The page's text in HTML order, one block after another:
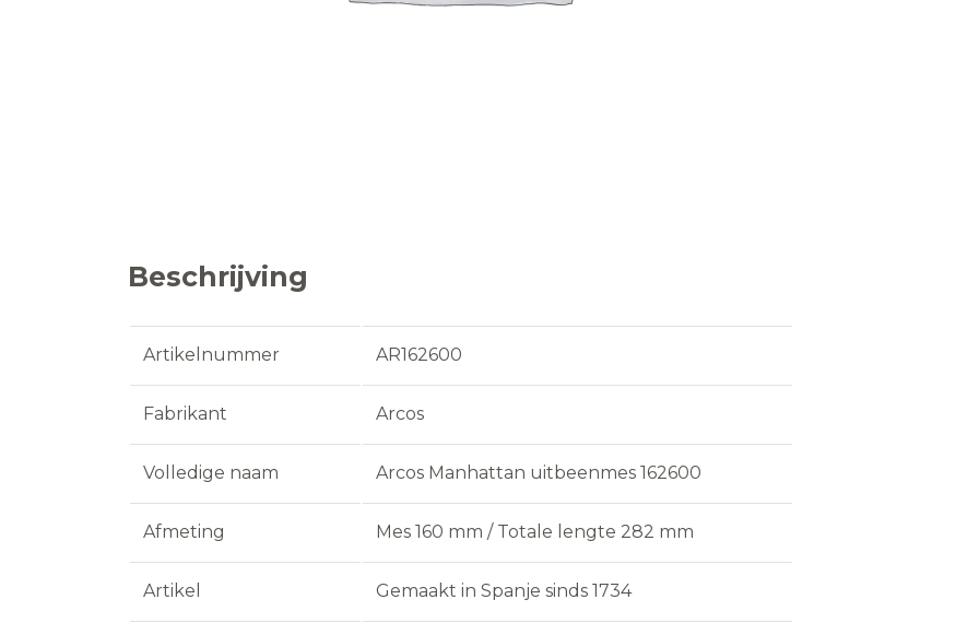
Beschrijving
Artikelnummer AR162600
Fabrikant Arcos
Volledige naam Arcos Manhattan uitbeenmes 162600
Afmeting Mes 160 mm / Totale lengte 282 mm
Artikel Gemaakt in Spanje sinds 1734